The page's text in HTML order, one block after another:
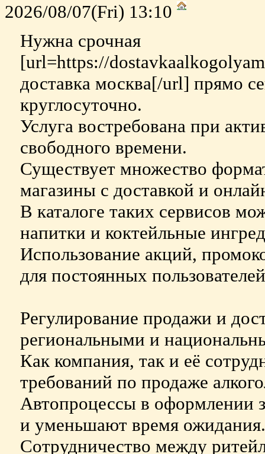
2026/08/07(Fri) 13:10
Нужна срочная
[url=https://
доставка москва[/url] прямо
круглосуточно.
Услуга востребована при
свободного времени.
Существует множество
магазины с доставкой и
В каталоге таких сервисов
напитки и коктейльные
Использование акций,
для постоянных
Регулирование продажи и
региональными и
Как компания, так и её
требований по продаже
Автопроцессы в оформлении
и уменьшают время ожидания.
Сотрудничество между